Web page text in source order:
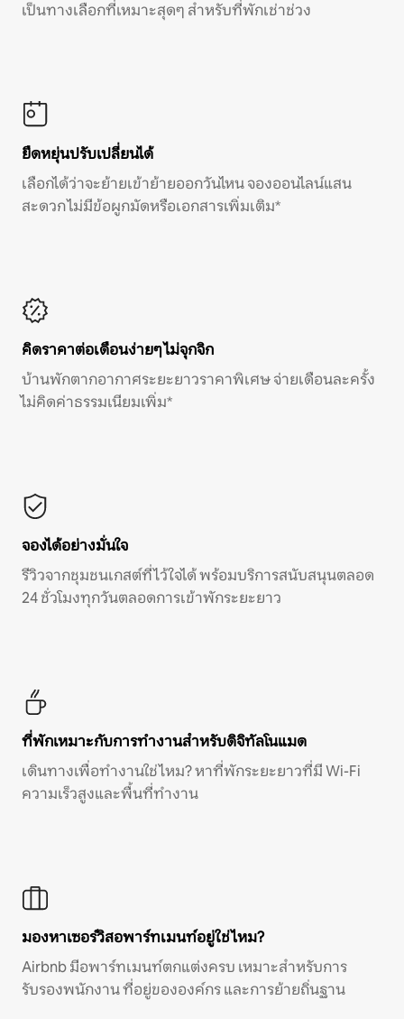
เป็นทางเลือกที่เหมาะสุดๆ สำหรับที่พักเช่าช่วง
ยืดหยุ่นปรับเปลี่ยนได้
เลือกได้ว่าจะย้ายเข้าย้ายออกวันไหน จองออนไลน์แสน
สะดวก ไม่มีข้อผูกมัดหรือเอกสารเพิ่มเติม*
คิดราคาต่อเดือนง่ายๆ ไม่จุกจิก
บ้านพักตากอากาศระยะยาวราคาพิเศษ จ่ายเดือนละครั้ง
ไม่คิดค่าธรรมเนียมเพิ่ม*
จองได้อย่างมั่นใจ
รีวิวจากชุมชนเกสต์ที่ไว้ใจได้ พร้อมบริการสนับสนุนตลอด
24 ชั่วโมงทุกวันตลอดการเข้าพักระยะยาว
ที่พักเหมาะกับการทำงานสำหรับดิจิทัลโนแมด
เดินทางเพื่อทำงานใช่ไหม? หาที่พักระยะยาวที่มี Wi-Fi
ความเร็วสูงและพื้นที่ทำงาน
มองหาเซอร์วิสอพาร์ทเมนท์อยู่ใช่ไหม?
Airbnb มีอพาร์ทเมนท์ตกแต่งครบ เหมาะสำหรับการ
รับรองพนักงาน ที่อยู่ขององค์กร และการย้ายถิ่นฐาน